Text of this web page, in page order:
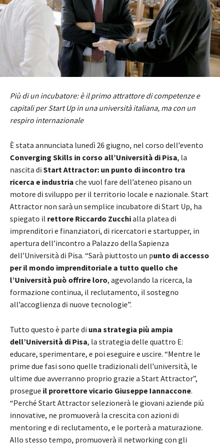
Più di un incubatore: è il primo attrattore di competenze e
capitali per Start Up in una università italiana, ma con un
respiro internazionale
È stata annunciata lunedì 26 giugno, nel corso dell’evento
Converging Skills in corso all’Università di Pisa, la
nascita di Start Attractor: un punto di incontro tra
ricerca e industria che vuol fare dell’ateneo pisano un
motore di sviluppo per il territorio locale e nazionale. Start
Attractor non sarà un semplice incubatore di Start Up, ha
spiegato il rettore Riccardo Zucchialla platea di
imprenditori e finanziatori, di ricercatori e startupper, in
apertura dell’incontro a Palazzo della Sapienza
dell’Università di Pisa. “Sarà piuttosto un punto di accesso
per il mondo imprenditoriale a tutto quello che
l’Università può offrire loro, agevolando la ricerca, la
formazione continua, il reclutamento, il sostegno
all’accoglienza di nuove tecnologie”.
Tutto questo è parte di una strategia più ampia
dell’Università di Pisa, la strategia delle quattro E:
educare, sperimentare, e poi eseguire e uscire. “Mentre le
prime due fasi sono quelle tradizionali dell’università, le
ultime due avverranno proprio grazie a Start Attractor”,
prosegue il prorettore vicario Giuseppe Iannaccone.
“Perché Start Attractor selezionerà le giovani aziende più
innovative, ne promuoverà la crescita con azioni di
mentoring e di reclutamento, e le porterà a maturazione.
Allo stesso tempo, promuoverà il networking con gli